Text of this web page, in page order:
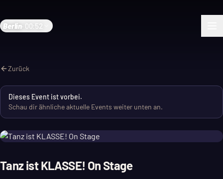
Berlin 00:52
Zurück
Dieses Event ist vorbei.
Schau dir ähnliche aktuelle Events weiter unten an.
Tanz ist KLASSE! On Stage